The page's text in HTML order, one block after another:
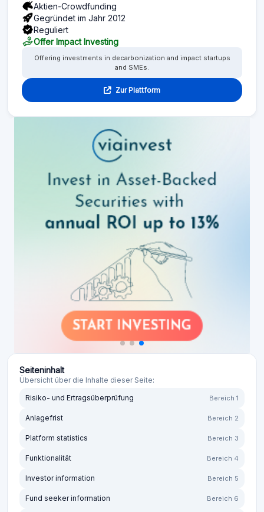
Aktien-Crowdfunding
Gegründet im Jahr 2012
Reguliert
Offer Impact Investing
Offering investments in decarbonization and impact startups
and SMEs.
Zur Plattform
Seiteninhalt
Übersicht über die Inhalte dieser Seite:
Risiko- und Ertragsüberprüfung
Bereich 1
Anlagefrist Bereich 2
Platform statistics Bereich 3
Funktionalität Bereich 4
Investor information Bereich 5
Fund seeker information Bereich 6